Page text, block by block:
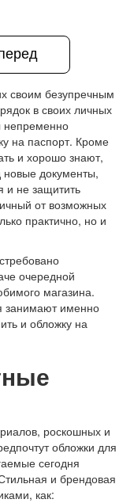
своим безупречным
в своих личных
непременно
на паспорт. Кроме
и хорошо знают,
новые документы,
и не защитить
от возможных
практично, но и
очередной
магазина.
занимают именно
и обложку на
роскошных и
обложки для
сегодня
и брендовая
как: